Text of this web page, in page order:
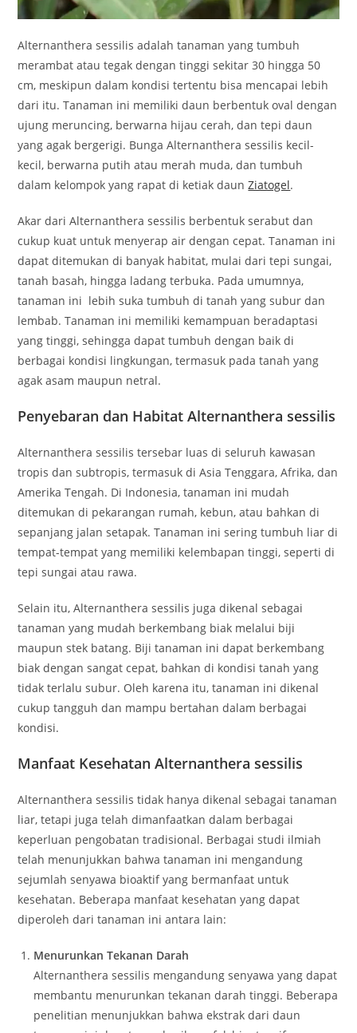
Alternanthera sessilis adalah tanaman yang tumbuh
merambat atau tegak dengan tinggi sekitar 30 hingga 50
cm, meskipun dalam kondisi tertentu bisa mencapai lebih
dari itu. Tanaman ini memiliki daun berbentuk oval dengan
ujung meruncing, berwarna hijau cerah, dan tepi daun
yang agak bergerigi. Bunga Alternanthera sessilis kecil-
kecil, berwarna putih atau merah muda, dan tumbuh
dalam kelompok yang rapat di ketiak daunZiatogel.
Akar dari Alternanthera sessilis berbentuk serabut dan
cukup kuat untuk menyerap air dengan cepat. Tanaman ini
dapat ditemukan di banyak habitat, mulai dari tepi sungai,
tanah basah, hingga ladang terbuka. Pada umumnya,
tanaman ini lebih suka tumbuh di tanah yang subur dan
lembab. Tanaman ini memiliki kemampuan beradaptasi
yang tinggi, sehingga dapat tumbuh dengan baik di
berbagai kondisi lingkungan, termasuk pada tanah yang
agak asam maupun netral.
Penyebaran dan Habitat Alternanthera sessilis
Alternanthera sessilis tersebar luas di seluruh kawasan
tropis dan subtropis, termasuk di Asia Tenggara, Afrika, dan
Amerika Tengah. Di Indonesia, tanaman ini mudah
ditemukan di pekarangan rumah, kebun, atau bahkan di
sepanjang jalan setapak. Tanaman ini sering tumbuh liar di
tempat-tempat yang memiliki kelembapan tinggi, seperti di
tepi sungai atau rawa.
Selain itu, Alternanthera sessilis juga dikenal sebagai
tanaman yang mudah berkembang biak melalui biji
maupun stek batang. Biji tanaman ini dapat berkembang
biak dengan sangat cepat, bahkan di kondisi tanah yang
tidak terlalu subur. Oleh karena itu, tanaman ini dikenal
cukup tangguh dan mampu bertahan dalam berbagai
kondisi.
Manfaat Kesehatan Alternanthera sessilis
Alternanthera sessilis tidak hanya dikenal sebagai tanaman
liar, tetapi juga telah dimanfaatkan dalam berbagai
keperluan pengobatan tradisional. Berbagai studi ilmiah
telah menunjukkan bahwa tanaman ini mengandung
sejumlah senyawa bioaktif yang bermanfaat untuk
kesehatan. Beberapa manfaat kesehatan yang dapat
diperoleh dari tanaman ini antara lain:
Menurunkan Tekanan Darah
Alternanthera sessilis mengandung senyawa yang dapat
membantu menurunkan tekanan darah tinggi. Beberapa
penelitian menunjukkan bahwa ekstrak dari daun